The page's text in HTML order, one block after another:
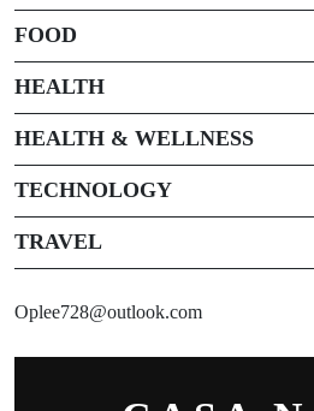
FOOD
HEALTH
HEALTH & WELLNESS
TECHNOLOGY
TRAVEL
Oplee728@outlook.com